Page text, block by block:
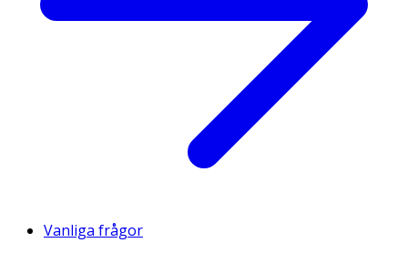
Vanliga frågor